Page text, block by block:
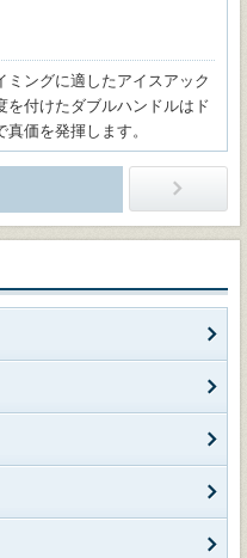
ミングに適したアイスアック
を付けたダブルハンドルはド
価を発揮します。